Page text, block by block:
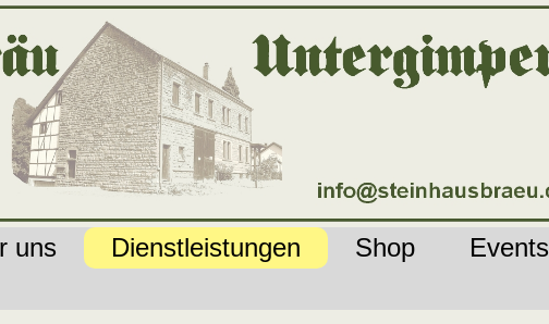
uns Dienstleistungen Shop
Events